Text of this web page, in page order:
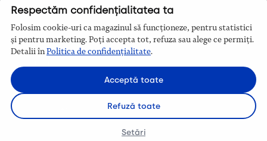
Sector 6, București, România
Program
Luni–Vineri, 9:00 – 16:00
© Biobeauty 2026. Toate drepturile rezervate.
Respectăm confidențialitatea ta
Folosim cookie-uri ca magazinul să funcționeze, pentru statistici
și pentru marketing. Poți accepta tot, refuza sau alege ce permiți.
Detalii înPolitica de confidențialitate.
Acceptă toate
Refuză toate
Setări